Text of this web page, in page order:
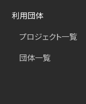
利用団体
プロジェクト一覧
団体一覧